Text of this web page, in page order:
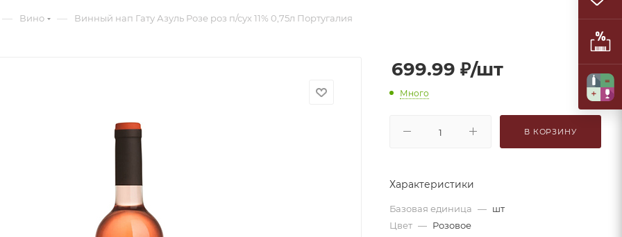
— Вино — Винный нап Гату Азуль Розе роз п/сух 11% 0,75л Португалия
699.99 ₽/шт
Много
В КОРЗИНУ
Характеристики
Базовая единица — шт
Цвет — Розовое